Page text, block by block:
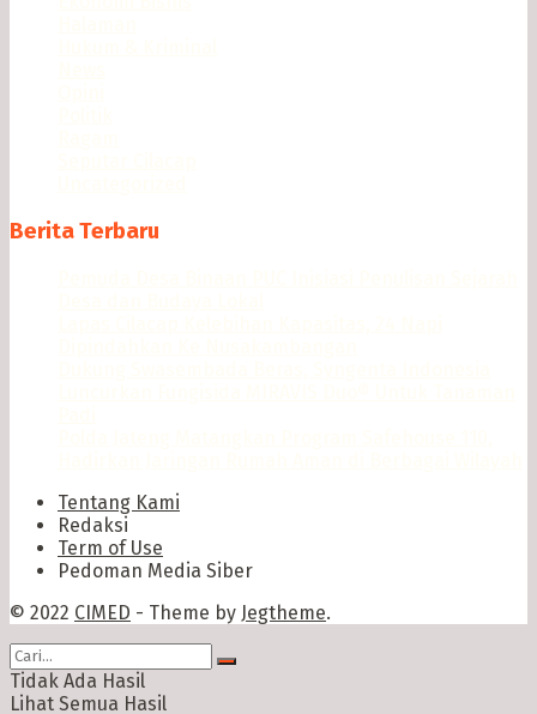
Berita Terbaru
Tentang Kami
Redaksi
Term of Use
Pedoman Media Siber
© 2022 CIMED - Theme by Jegtheme.
Tidak Ada Hasil
Lihat Semua Hasil